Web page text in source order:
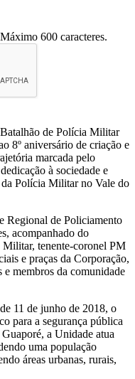
Máximo 600 caracteres.
de Polícia Militar
8º aniversário de criação e
marcada pelo
à sociedade e
Polícia Militar no Vale do
Regional de Policiamento
acompanhado do
Militar, tenente-coronel PM
e praças da Corporação,
membros da comunidade
11 de junho de 2018, o
para a segurança pública
a Unidade atua
uma população
áreas urbanas, rurais,